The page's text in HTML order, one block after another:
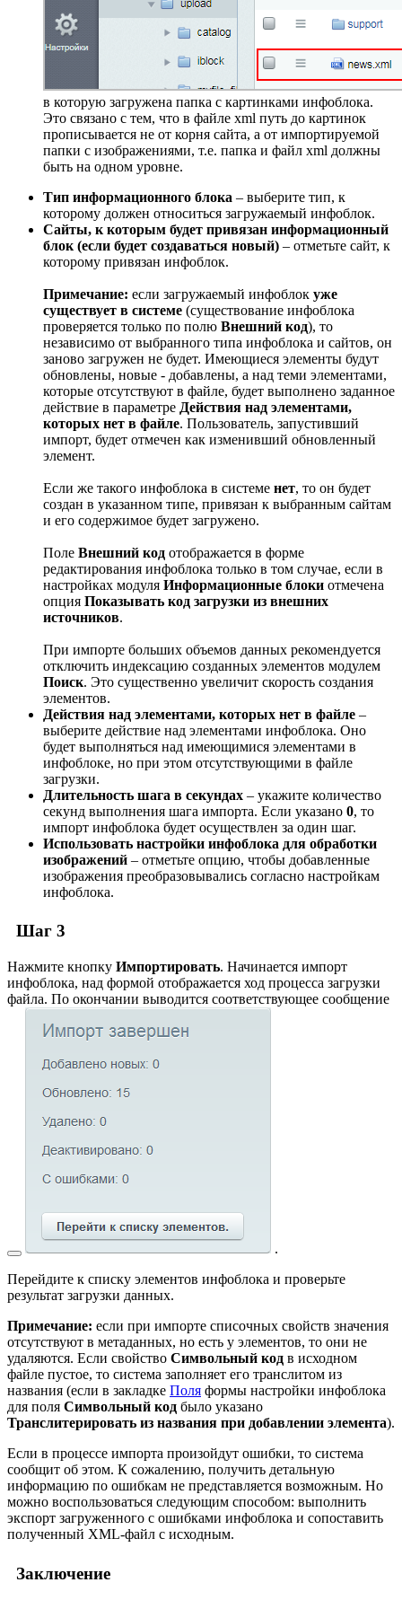
в которую загружена папка с картинками инфоблока.
Это связано с тем, что в файле xml путь до картинок
прописывается не от корня сайта, а от импортируемой
папки с изображениями, т.е. папка и файл xml должны
быть на одном уровне.
Тип информационного блока – выберите тип, к
которому должен относиться загружаемый инфоблок.
Сайты, к которым будет привязан информационный
блок (если будет создаваться новый) – отметьте сайт, к
которому привязан инфоблок.
Примечание: если загружаемый инфоблок уже
существует в системе (существование инфоблока
проверяется только по полю Внешний код), то
независимо от выбранного типа инфоблока и сайтов, он
заново загружен не будет. Имеющиеся элементы будут
обновлены, новые - добавлены, а над теми элементами,
которые отсутствуют в файле, будет выполнено заданное
действие в параметре Действия над элементами,
которых нет в файле. Пользователь, запустивший
импорт, будет отмечен как изменивший обновленный
элемент.
Если же такого инфоблока в системе нет, то он будет
создан в указанном типе, привязан к выбранным сайтам
и его содержимое будет загружено.
Поле Внешний код отображается в форме
редактирования инфоблока только в том случае, если в
настройках модуля Информационные блоки отмечена
опция Показывать код загрузки из внешних
источников.
При импорте больших объемов данных рекомендуется
отключить индексацию созданных элементов модулем
Поиск. Это существенно увеличит скорость создания
элементов.
Действия над элементами, которых нет в файле –
выберите действие над элементами инфоблока. Оно
будет выполняться над имеющимися элементами в
инфоблоке, но при этом отсутствующими в файле
загрузки.
Длительность шага в секундах – укажите количество
секунд выполнения шага импорта. Если указано 0, то
импорт инфоблока будет осуществлен за один шаг.
Использовать настройки инфоблока для обработки
изображений – отметьте опцию, чтобы добавленные
изображения преобразовывались согласно настройкам
инфоблока.
Шаг 3
Нажмите кнопку Импортировать. Начинается импорт
инфоблока, над формой отображается ход процесса загрузки
файла. По окончании выводится соответствующее сообщение
.
Перейдите к списку элементов инфоблока и проверьте
результат загрузки данных.
Примечание: если при импорте списочных свойств значения
отсутствуют в метаданных, но есть у элементов, то они не
удаляются. Если свойство Символьный код в исходном
файле пустое, то система заполняет его транслитом из
названия (если в закладке Поля формы настройки инфоблока
для поля Символьный код было указано
Транслитерировать из названия при добавлении элемента).
Если в процессе импорта произойдут ошибки, то система
сообщит об этом. К сожалению, получить детальную
информацию по ошибкам не представляется возможным. Но
можно воспользоваться следующим способом: выполнить
экспорт загруженного с ошибками инфоблока и сопоставить
полученный XML-файл с исходным.
Заключение